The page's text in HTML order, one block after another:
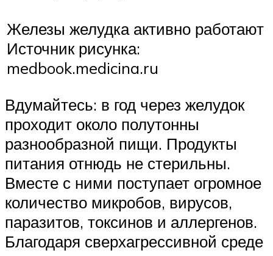
Железы желудка активно работают
Источник рисунка:
medbook.medicina.ru
Вдумайтесь: в год через желудок
проходит около полутонны
разнообразной пищи. Продукты
питания отнюдь не стерильны.
Вместе с ними поступает огромное
количество микробов, вирусов,
паразитов, токсинов и аллергенов.
Благодаря сверхагрессивной среде